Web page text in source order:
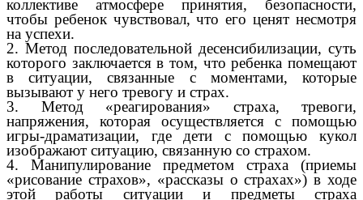
коллективе атмосфере принятия, безопасности,
чтобы ребенок чувствовал, что его ценят несмотря
на успехи.
2. Метод последовательной десенсибилизации, суть
которого заключается в том, что ребенка помещают
в ситуации, связанные с моментами, которые
вызывают у него тревогу и страх.
3. Метод «реагирования» страха, тревоги,
напряжения, которая осуществляется с помощью
игры-драматизации, где дети с помощью кукол
изображают ситуацию, связанную со страхом.
4. Манипулирование предметом страха (приемы
«рисование страхов», «рассказы о страхах») в ходе
этой работы ситуации и предметы страха